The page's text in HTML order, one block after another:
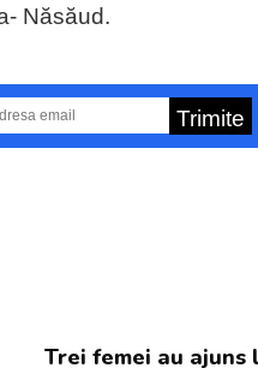
Năsăud.
Trimite
Trei femei au ajuns